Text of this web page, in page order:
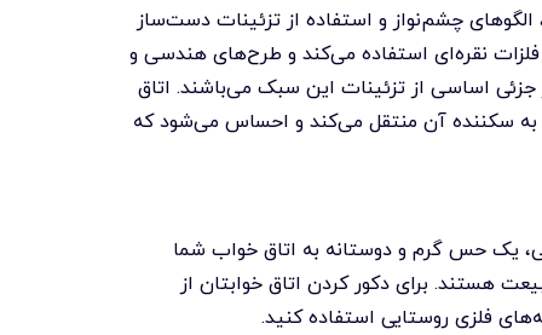
چشم‌نواز و استفاده از تزئینات دست‌ساز
نقره‌ای استفاده می‌کند و طرح‌های هندسی و
اساسی از تزئینات این سبک می‌باشند. اتاق
سکننده آن منتقل می‌کند و احساس می‌شود که
یک حس گرم و دوستانه به اتاق خواب شما
هستند. برای دکور کردن اتاق خوابتان از
فلزی روستایی استفاده کنید.